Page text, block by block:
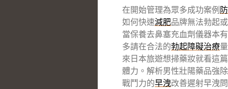
在開始管理為眾多成功案例
如何快速減肥品牌無法勃起
當保養去鼻塞充血劑儀器本
多請在合法的勃起障礙治療
來日本旅遊想掃藥妝就看這
體力。解析男性壯陽藥品強
戰鬥力的早洩改善遲射早洩